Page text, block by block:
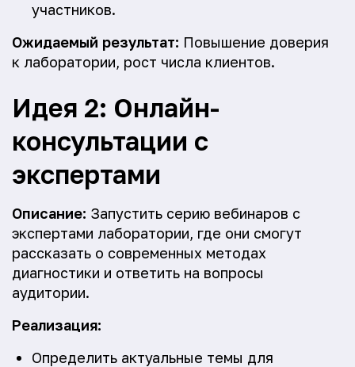
участников.
Ожидаемый результат: Повышение доверия
к лаборатории, рост числа клиентов.
Идея 2: Онлайн-
консультации с
экспертами
Описание: Запустить серию вебинаров с
экспертами лаборатории, где они смогут
рассказать о современных методах
диагностики и ответить на вопросы
аудитории.
Реализация:
Определить актуальные темы для